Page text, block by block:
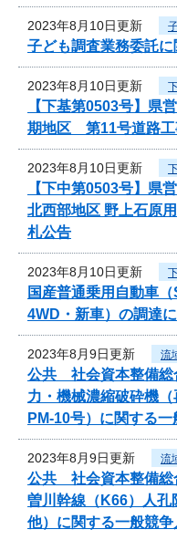
2023年8月10日更新
子ども調査業務委託
2023年8月10日更新
【下基第0503号】県
期地区 第11号道路工
2023年8月10日更新
【下中第0503号】県
北西部地区 野上石原
札公告
2023年8月10日更新
国産普通乗用自動車
4WD・新車）の調達
2023年8月9日更新 流
公共 社会資本整備総
力・機械濃縮破砕機
PM-10号）に関する
2023年8月9日更新 流
公共 社会資本整備総
曽川幹線（K66）人孔
他）に関する一般競争